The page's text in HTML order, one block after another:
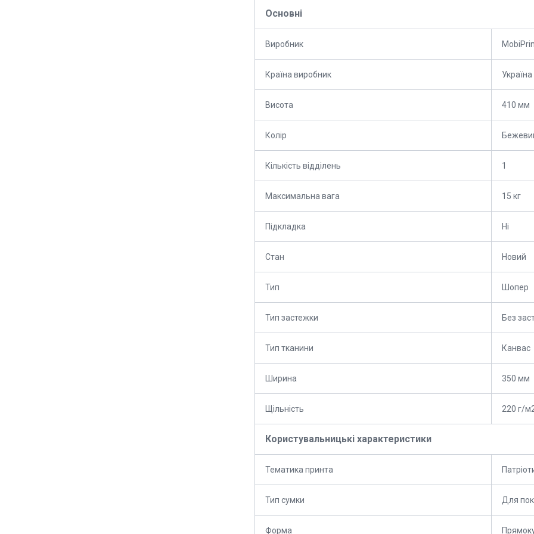
Основні
Виробник
Країна виробник Україна
Висота 410 мм
Колір
Кількість відділень 1
Максимальна вага 15 кг
Підкладка Ні
Стан Новий
Тип Шопер
Тип застежки Без
Тип тканини Канвас
Ширина 350 мм
Щільність 220 г/
Користувальницькі характеристики
Тематика принта
Тип сумки Для
Форма